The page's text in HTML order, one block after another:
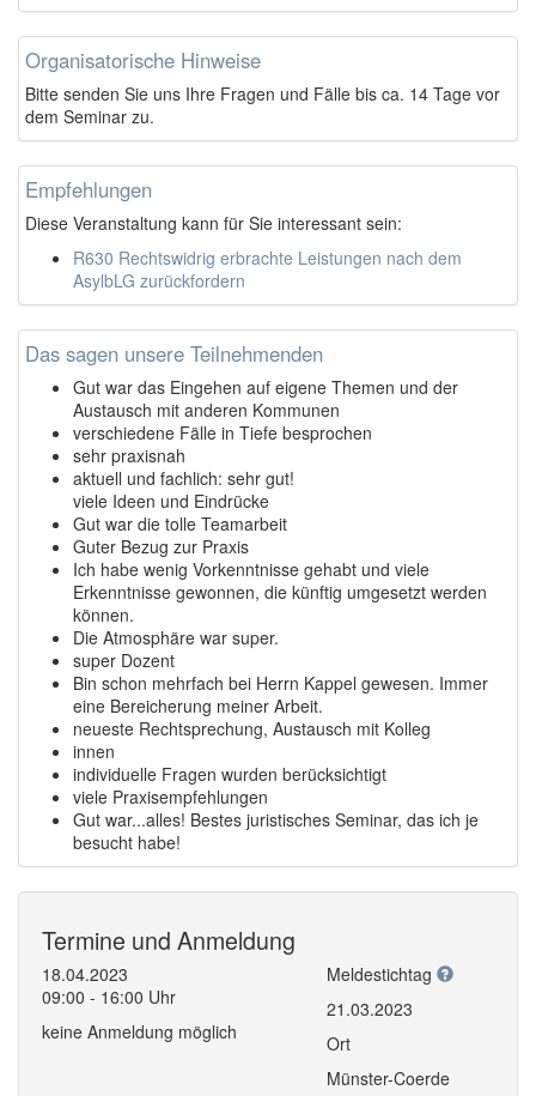
Organisatorische Hinweise
Bitte senden Sie uns Ihre Fragen und Fälle bis ca. 14 Tage vor
dem Seminar zu.
Empfehlungen
Diese Veranstaltung kann für Sie interessant sein:
R630 Rechtswidrig erbrachte Leistungen nach dem
AsylbLG zurückfordern
Das sagen unsere Teilnehmenden
Gut war das Eingehen auf eigene Themen und der
Austausch mit anderen Kommunen
verschiedene Fälle in Tiefe besprochen
sehr praxisnah
aktuell und fachlich: sehr gut!
viele Ideen und Eindrücke
Gut war die tolle Teamarbeit
Guter Bezug zur Praxis
Ich habe wenig Vorkenntnisse gehabt und viele
Erkenntnisse gewonnen, die künftig umgesetzt werden
können.
Die Atmosphäre war super.
super Dozent
Bin schon mehrfach bei Herrn Kappel gewesen. Immer
eine Bereicherung meiner Arbeit.
neueste Rechtsprechung, Austausch mit Kolleg
innen
individuelle Fragen wurden berücksichtigt
viele Praxisempfehlungen
Gut war...alles! Bestes juristisches Seminar, das ich je
besucht habe!
Termine und Anmeldung
18.04.2023
09:00 - 16:00 Uhr
keine Anmeldung möglich
Meldestichtag
21.03.2023
Ort
Münster-Coerde